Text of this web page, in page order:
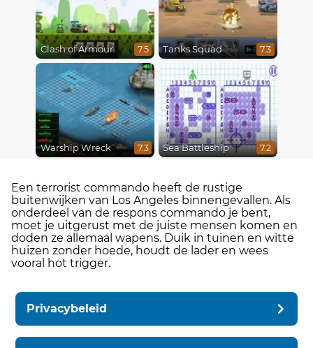
Clash of Armour 7.5 Tanks Squad 7.3
Warship Wreck 7.3 Sea Battleship 7.2
Een terrorist commando heeft de rustige
buitenwijken van Los Angeles binnengevallen. Als
onderdeel van de respons commando je bent,
moet je uitgerust met de juiste mensen komen en
doden ze allemaal wapens. Duik in tuinen en witte
huizen zonder hoede, houdt de lader en wees
vooral hot trigger.
Privacybeleid